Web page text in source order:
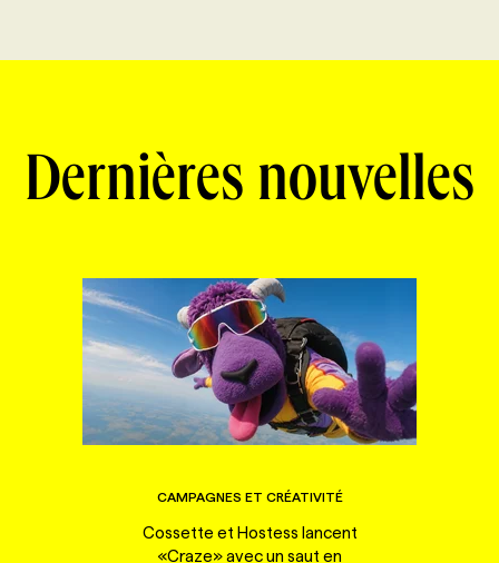
Dernières nouvelles
CAMPAGNES ET CRÉATIVITÉ
Cossette et Hostess lancent
«Craze» avec un saut en